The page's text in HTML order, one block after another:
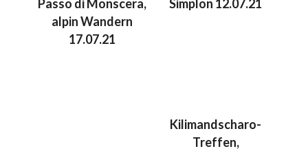
Passo di Monscera,
alpin Wandern
17.07.21
Simplon 12.07.21
Kilimandscharo-
Treffen,